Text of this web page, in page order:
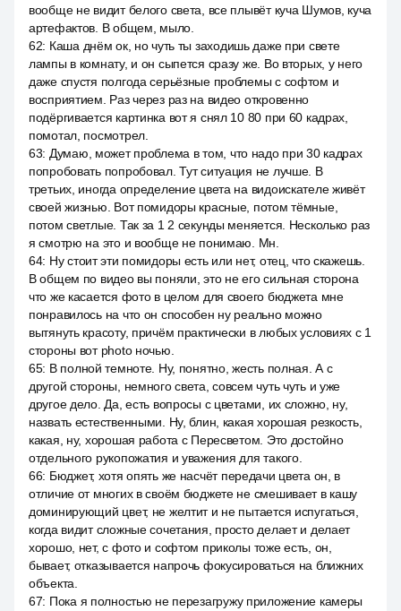
вообще не видит белого света, все плывёт куча Шумов, куча
артефактов. В общем, мыло.
62: Каша днём ок, но чуть ты заходишь даже при свете
лампы в комнату, и он сыпется сразу же. Во вторых, у него
даже спустя полгода серьёзные проблемы с софтом и
восприятием. Раз через раз на видео откровенно
подёргивается картинка вот я снял 10 80 при 60 кадрах,
помотал, посмотрел.
63: Думаю, может проблема в том, что надо при 30 кадрах
попробовать попробовал. Тут ситуация не лучше. В
третьих, иногда определение цвета на видоискателе живёт
своей жизнью. Вот помидоры красные, потом тёмные,
потом светлые. Так за 1 2 секунды меняется. Несколько раз
я смотрю на это и вообще не понимаю. Мн.
64: Ну стоит эти помидоры есть или нет, отец, что скажешь.
В общем по видео вы поняли, это не его сильная сторона
что же касается фото в целом для своего бюджета мне
понравилось на что он способен ну реально можно
вытянуть красоту, причём практически в любых условиях с 1
стороны вот photo ночью.
65: В полной темноте. Ну, понятно, жесть полная. А с
другой стороны, немного света, совсем чуть чуть и уже
другое дело. Да, есть вопросы с цветами, их сложно, ну,
назвать естественными. Ну, блин, какая хорошая резкость,
какая, ну, хорошая работа с Пересветом. Это достойно
отдельного рукопожатия и уважения для такого.
66: Бюджет, хотя опять же насчёт передачи цвета он, в
отличие от многих в своём бюджете не смешивает в кашу
доминирующий цвет, не желтит и не пытается испугаться,
когда видит сложные сочетания, просто делает и делает
хорошо, нет, с фото и софтом приколы тоже есть, он,
бывает, отказывается напрочь фокусироваться на ближних
объекта.
67: Пока я полностью не перезагружу приложение камеры